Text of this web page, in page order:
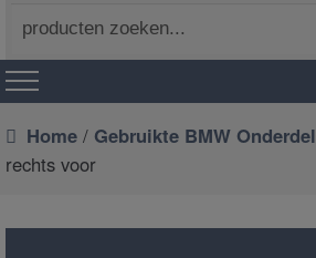
naar:
Home / Gebruikte BMW
rechts voor